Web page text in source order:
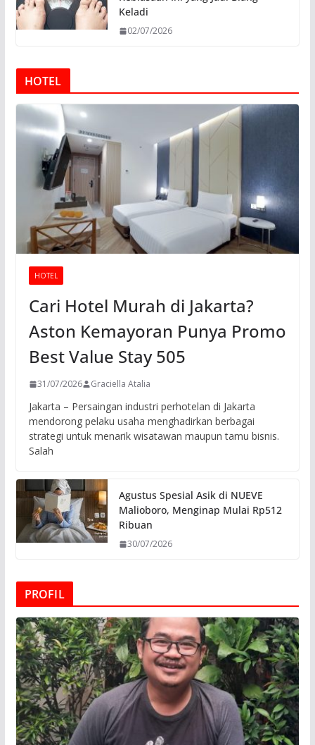
Keladi
02/07/2026
HOTEL
HOTEL
Cari Hotel Murah di Jakarta?
Aston Kemayoran Punya Promo
Best Value Stay 505
31/07/2026 Graciella Atalia
Jakarta – Persaingan industri perhotelan di Jakarta
mendorong pelaku usaha menghadirkan berbagai
strategi untuk menarik wisatawan maupun tamu bisnis.
Salah
Agustus Spesial Asik di NUEVE
Malioboro, Menginap Mulai Rp512
Ribuan
30/07/2026
PROFIL